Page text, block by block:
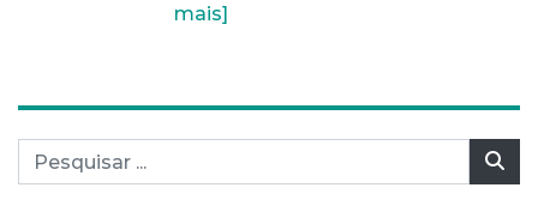
mais]
Pesquisar por: